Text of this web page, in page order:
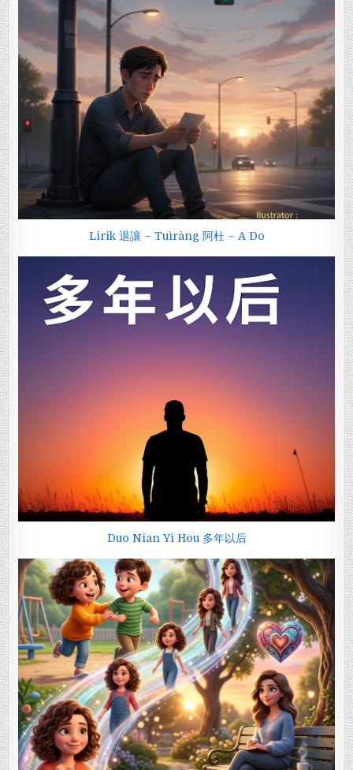
Lirik 退讓 – Tuìràng 阿杜 – A Do
Duo Nian Yi Hou 多年以后